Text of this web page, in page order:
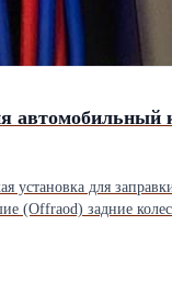
установка для